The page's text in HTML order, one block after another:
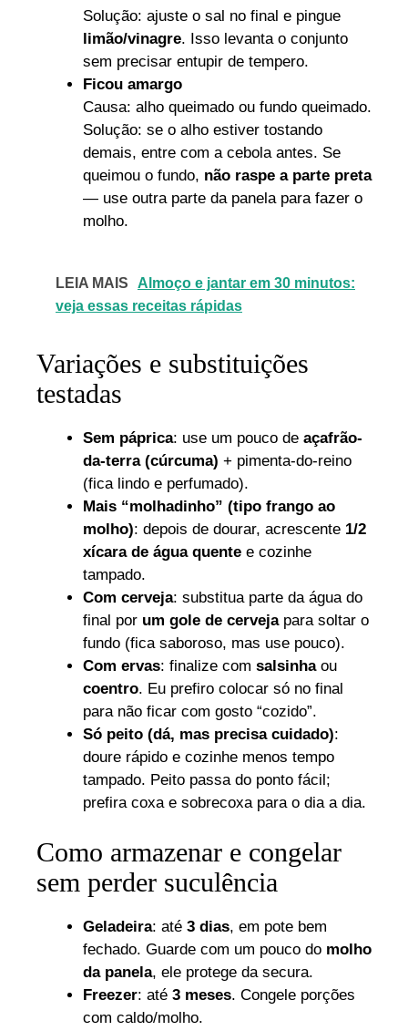
Solução: ajuste o sal no final e pingue
limão/vinagre. Isso levanta o conjunto
sem precisar entupir de tempero.
Ficou amargo
Causa: alho queimado ou fundo queimado.
Solução: se o alho estiver tostando
demais, entre com a cebola antes. Se
queimou o fundo, não raspe a parte preta
— use outra parte da panela para fazer o
molho.
LEIA MAIS
Almoço e jantar em 30 minutos:
veja essas receitas rápidas
Variações e substituições
testadas
Sem páprica: use um pouco de açafrão-
da-terra (cúrcuma) + pimenta-do-reino
(fica lindo e perfumado).
Mais “molhadinho” (tipo frango ao
molho): depois de dourar, acrescente 1/2
xícara de água quente e cozinhe
tampado.
Com cerveja: substitua parte da água do
final por um gole de cervejapara soltar o
fundo (fica saboroso, mas use pouco).
Com ervas: finalize com salsinhaou
coentro. Eu prefiro colocar só no final
para não ficar com gosto “cozido”.
Só peito (dá, mas precisa cuidado):
doure rápido e cozinhe menos tempo
tampado. Peito passa do ponto fácil;
prefira coxa e sobrecoxa para o dia a dia.
Como armazenar e congelar
sem perder suculência
Geladeira: até 3 dias, em pote bem
fechado. Guarde com um pouco do molho
da panela, ele protege da secura.
Freezer: até 3 meses. Congele porções
com caldo/molho.